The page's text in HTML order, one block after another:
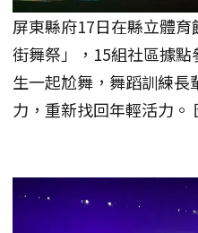
屏東縣府17日在縣立體
街舞祭」，15組社區據
生一起尬舞，舞蹈訓練
力，重新找回年輕活力。